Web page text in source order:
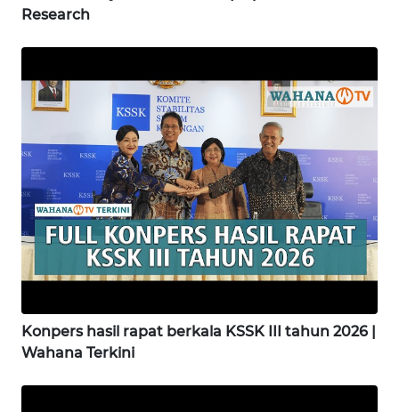
Research
Konpers hasil rapat berkala KSSK III tahun 2026 |
Wahana Terkini
WN
WN
LIKUPANG
LABUANBAJO
WN
BORNEO
Wahana
Group
WAHANA